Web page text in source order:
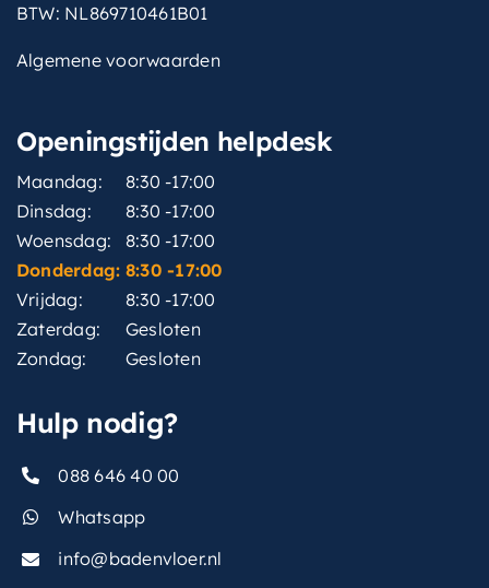
BTW: NL869710461B01
Algemene voorwaarden
Openingstijden helpdesk
Maandag:
8:30 -17:00
Dinsdag:
8:30 -17:00
Woensdag:
8:30 -17:00
Donderdag: 8:30 -17:00
Vrijdag:
8:30 -17:00
Zaterdag:
Gesloten
Zondag:
Gesloten
Hulp nodig?
088 646 40 00
Whatsapp
info@badenvloer.nl